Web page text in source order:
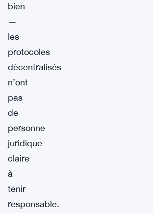
bien
—
les
protocoles
décentralisés
n’ont
pas
de
personne
juridique
claire
à
tenir
responsable.